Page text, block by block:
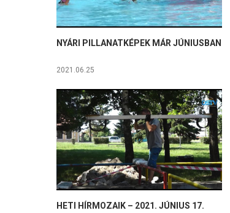
NYÁRI PILLANATKÉPEK MÁR JÚNIUSBAN
2021.06.25
HETI HÍRMOZAIK – 2021. JÚNIUS 17.